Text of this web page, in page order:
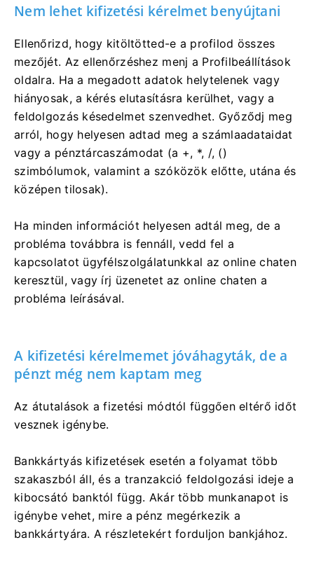
Nem lehet kifizetési kérelmet benyújtani
Ellenőrizd, hogy kitöltötted-e a profilod összes
mezőjét. Az ellenőrzéshez menj a Profilbeállítások
oldalra. Ha a megadott adatok helytelenek vagy
hiányosak, a kérés elutasításra kerülhet, vagy a
feldolgozás késedelmet szenvedhet. Győződj meg
arról, hogy helyesen adtad meg a számlaadataidat
vagy a pénztárcaszámodat (a +, *, /, ()
szimbólumok, valamint a szóközök előtte, utána és
középen tilosak).
Ha minden információt helyesen adtál meg, de a
probléma továbbra is fennáll, vedd fel a
kapcsolatot ügyfélszolgálatunkkal az online chaten
keresztül, vagy írj üzenetet az online chaten a
probléma leírásával.
A kifizetési kérelmemet jóváhagyták, de a
pénzt még nem kaptam meg
Az átutalások a fizetési módtól függően eltérő időt
vesznek igénybe.
Bankkártyás kifizetések esetén a folyamat több
szakaszból áll, és a tranzakció feldolgozási ideje a
kibocsátó banktól függ. Akár több munkanapot is
igénybe vehet, mire a pénz megérkezik a
bankkártyára. A részletekért forduljon bankjához.